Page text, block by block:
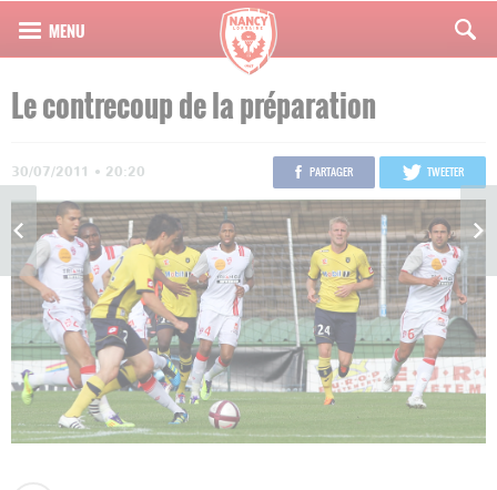
Le contrecoup de la préparation
30/07/2011 • 20:20 PARTAGER TWEETER